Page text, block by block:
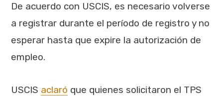
De acuerdo con USCIS, es necesario volverse
a registrar durante el período de registro y no
esperar hasta que expire la autorización de
empleo.
USCIS aclaró que quienes solicitaron el TPS